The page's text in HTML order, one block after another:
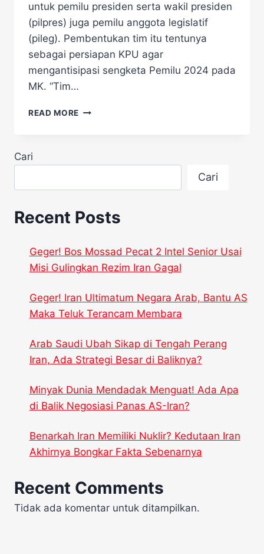
untuk pemilu presiden serta wakil presiden
(pilpres) juga pemilu anggota legislatif
(pileg). Pembentukan tim itu tentunya
sebagai persiapan KPU agar
mengantisipasi sengketa Pemilu 2024 pada
MK. “Tim…
READ MORE KPU
PEMILU
Cari
Cari
Recent Posts
Geger! Bos Mossad Pecat 2 Intel Senior Usai
Misi Gulingkan Rezim Iran Gagal
Geger! Iran Ultimatum Negara Arab, Bantu AS
Maka Teluk Terancam Membara
Arab Saudi Ubah Sikap di Tengah Perang
Iran, Ada Strategi Besar di Baliknya?
Minyak Dunia Mendadak Menguat! Ada Apa
di Balik Negosiasi Panas AS-Iran?
Benarkah Iran Memiliki Nuklir? Kedutaan Iran
Akhirnya Bongkar Fakta Sebenarnya
Recent Comments
Tidak ada komentar untuk ditampilkan.